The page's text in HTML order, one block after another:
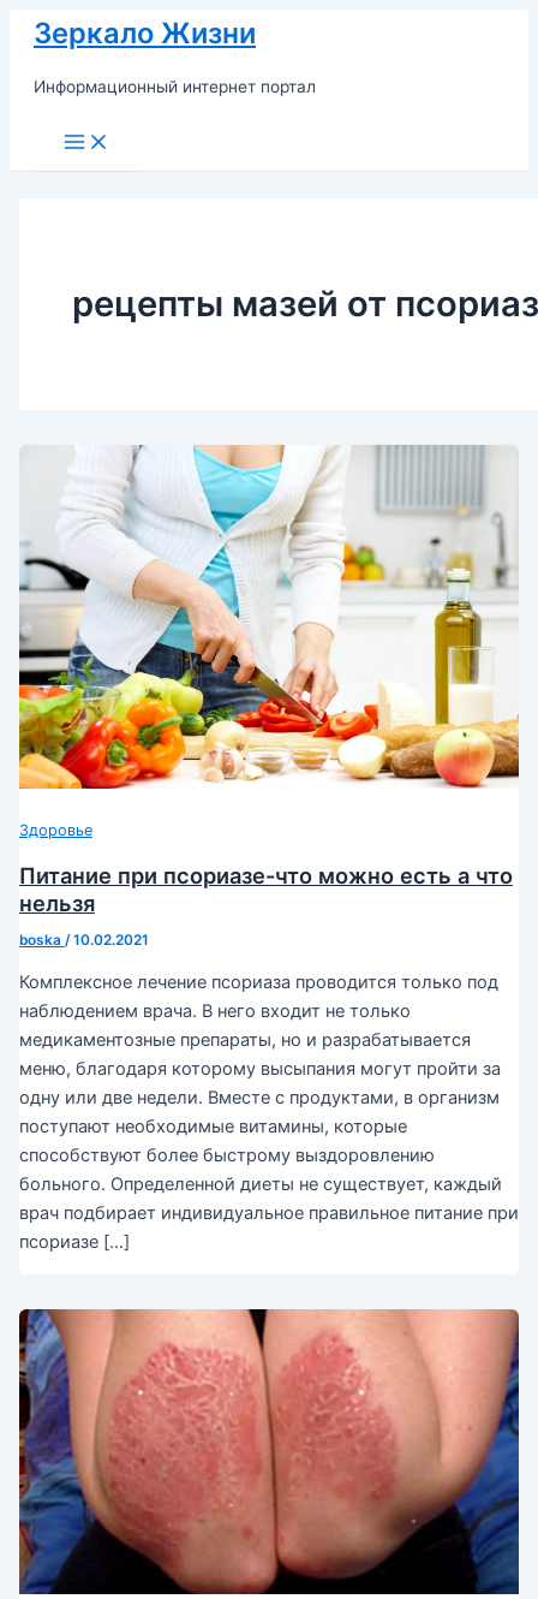
Перейти
содержимому
Зеркало Жизни
Информационный интернет портал
Main
Menu
рецепты мазей от
Здоровье
Питание при псориазе-что можно есть а что
нельзя
boska /10.02.2021
Комплексное лечение псориаза проводится только под
наблюдением врача. В него входит не только
медикаментозные препараты, но и разрабатывается
меню, благодаря которому высыпания могут пройти за
одну или две недели. Вместе с продуктами, в организм
поступают необходимые витамины, которые
способствуют более быстрому выздоровлению
больного. Определенной диеты не существует, каждый
врач подбирает индивидуальное правильное питание при
псориазе […]